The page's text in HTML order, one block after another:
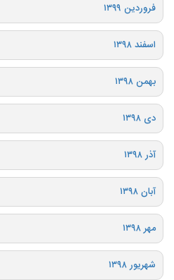
فروردین ۱۳۹۹
اسفند ۱۳۹۸
بهمن ۱۳۹۸
دی ۱۳۹۸
آذر ۱۳۹۸
آبان ۱۳۹۸
مهر ۱۳۹۸
شهریور ۱۳۹۸